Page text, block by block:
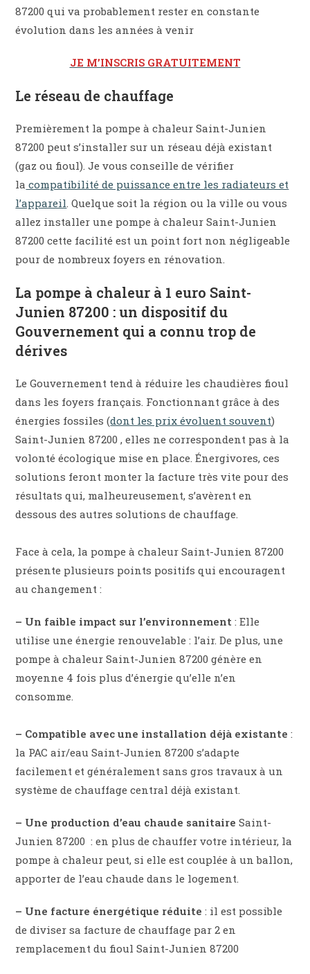
87200 qui va probablement rester en constante
évolution dans les années à venir
JE M’INSCRIS GRATUITEMENT
Le réseau de chauffage
Premièrement la pompe à chaleur Saint-Junien
87200 peut s’installer sur un réseau déjà existant
(gaz ou fioul). Je vous conseille de vérifier
la compatibilité de puissance entre les radiateurs et
l’appareil . Quelque soit la région ou la ville ou vous
allez installer une pompe à chaleur Saint-Junien
87200 cette facilité est un point fort non négligeable
pour de nombreux foyers en rénovation.
La pompe à chaleur à 1 euro Saint-
Junien 87200 : un dispositif du
Gouvernement qui a connu trop de
dérives
Le Gouvernement tend à réduire les chaudières fioul
dans les foyers français. Fonctionnant grâce à des
énergies fossiles (dont les prix évoluent souvent)
Saint-Junien 87200 , elles ne correspondent pas à la
volonté écologique mise en place. Énergivores, ces
solutions feront monter la facture très vite pour des
résultats qui, malheureusement, s’avèrent en
dessous des autres solutions de chauffage.
Face à cela, la pompe à chaleur Saint-Junien 87200
présente plusieurs points positifs qui encouragent
au changement :
– Un faible impact sur l’environnement : Elle
utilise une énergie renouvelable : l’air. De plus, une
pompe à chaleur Saint-Junien 87200 génère en
moyenne 4 fois plus d’énergie qu’elle n’en
consomme.
– Compatible avec une installation déjà existante :
la PAC air/eau Saint-Junien 87200 s’adapte
facilement et généralement sans gros travaux à un
système de chauffage central déjà existant.
– Une production d’eau chaude sanitaire Saint-
Junien 87200 : en plus de chauffer votre intérieur, la
pompe à chaleur peut, si elle est couplée à un ballon,
apporter de l’eau chaude dans le logement.
– Une facture énergétique réduite : il est possible
de diviser sa facture de chauffage par 2 en
remplacement du fioul Saint-Junien 87200